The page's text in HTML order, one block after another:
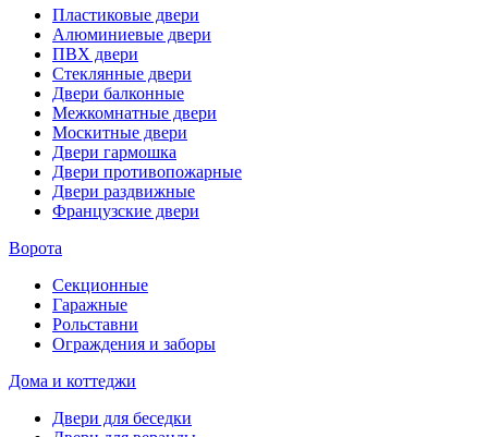
Пластиковые двери
Алюминиевые двери
ПВХ двери
Стеклянные двери
Двери балконные
Межкомнатные двери
Москитные двери
Двери гармошка
Двери противопожарные
Двери раздвижные
Французские двери
Ворота
Секционные
Гаражные
Рольставни
Ограждения и заборы
Дома и коттеджи
Двери для беседки